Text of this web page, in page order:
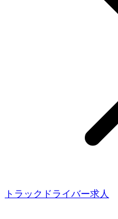
トラックドライバー求人